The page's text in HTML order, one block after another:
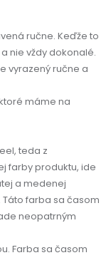
ručne. Keďže to
nie vždy dokonalé.
vyrazený ručne a
máme na
teda z
farby produktu, ide
a medenej
farba sa časom
neopatrným
Farba sa časom